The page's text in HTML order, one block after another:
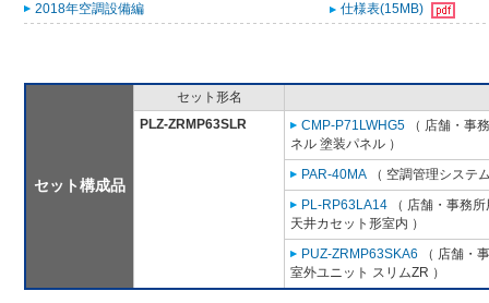
2018年空調設備編 仕様表(15MB)
セット構成品
セット形名
PLZ-ZRMP63SLR
CMP-P71LWHG5 （ 店舗・事
ネル 塗装パネル ）
PAR-40MA （ 空調管理システ
PL-RP63LA14 （ 店舗・事務
天井カセット形室内 ）
PUZ-ZRMP63SKA6 （ 店舗・
室外ユニット スリムZR ）